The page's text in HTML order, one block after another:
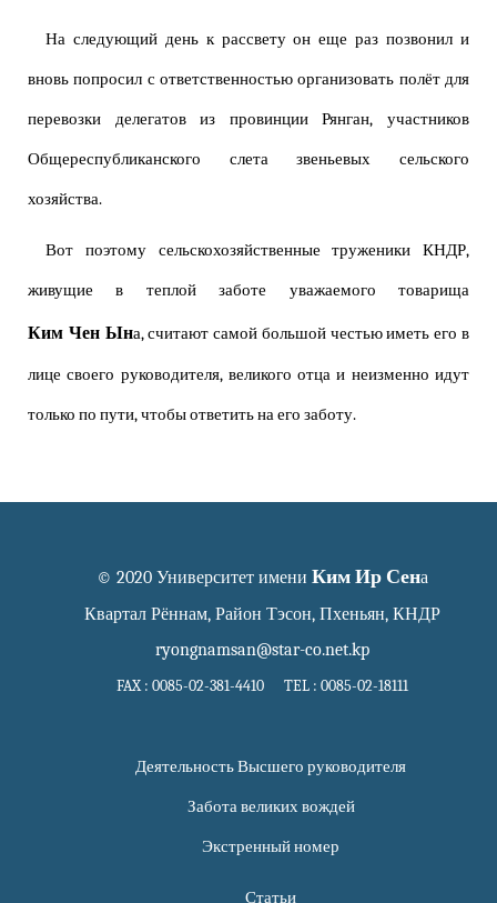
На следующий день к рассвету он еще раз позвонил и
вновь попросил с ответственностью организовать полёт для
перевозки делегатов из провинции Рянган, участников
Общереспубликанского слета звеньевых сельского
хозяйства.
Вот поэтому сельскохозяйственные труженики КНДР,
живущие в теплой заботе уважаемого товарища
Ким Чен Ына, считают самой большой честью иметь его в
лице своего руководителя, великого отца и неизменно идут
только по пути, чтобы ответить на его заботу.
© 2020 Университет имени Ким Ир Сена
Квартал Рённам, Район Тэсон, Пхеньян, КНДР
ryongnamsan@star-co.net.kp
FAX : 0085-02-381-4410 TEL : 0085-02-18111
Деятельность Высшего руководителя
Забота великих вождей
Экстренный номер
Статьи